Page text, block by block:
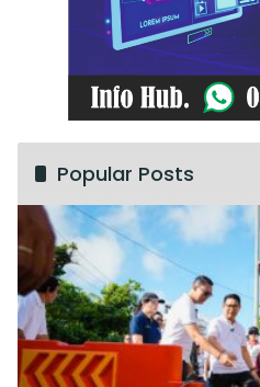
Popular Posts